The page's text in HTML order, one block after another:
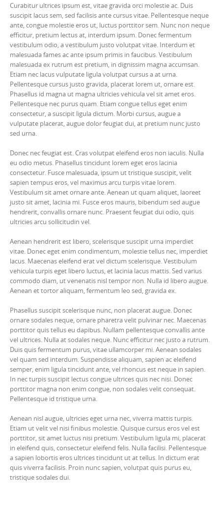
Curabitur ultrices ipsum est, vitae gravida orci molestie ac. Duis
suscipit lacus sem, sed facilisis ante cursus vitae. Pellentesque neque
ante, congue molestie eros ut, luctus porttitor sem. Nunc non neque
efficitur, pretium lectus at, interdum ipsum. Donec fermentum
vestibulum odio, a vestibulum justo volutpat vitae. Interdum et
malesuada fames ac ante ipsum primis in faucibus. Vestibulum
malesuada ex rutrum est pretium, in dignissim magna accumsan.
Etiam nec lacus vulputate ligula volutpat cursus a at urna.
Pellentesque cursus justo gravida, placerat lorem ut, ornare est.
Phasellus id magna ut magna ultricies vehicula vel sit amet eros.
Pellentesque nec purus quam. Etiam congue tellus eget enim
consectetur, a suscipit ligula dictum. Morbi cursus, augue a
vulputate placerat, augue dolor feugiat dui, at pretium nunc justo
sed urna.
Donec nec feugiat est. Cras volutpat eleifend eros non iaculis. Nulla
eu odio metus. Phasellus tincidunt lorem eget eros lacinia
consectetur. Fusce malesuada, ipsum ut tristique suscipit, velit
sapien tempus eros, vel maximus arcu turpis vitae lorem.
Vestibulum sit amet ornare ante. Aenean ut quam aliquet, laoreet
justo sit amet, lacinia mi. Fusce eros mauris, bibendum sed augue
hendrerit, convallis ornare nunc. Praesent feugiat dui odio, quis
ultricies arcu sollicitudin vel.
Aenean hendrerit est libero, scelerisque suscipit urna imperdiet
vitae. Donec eget enim condimentum, molestie tellus nec, imperdiet
lacus. Maecenas eleifend erat vel dictum scelerisque. Vestibulum
vehicula turpis eget libero luctus, et lacinia lacus mattis. Sed varius
commodo diam, ut venenatis nisl tempor non. Nulla id libero augue.
Aenean et tortor aliquam, fermentum leo sed, gravida ex.
Phasellus suscipit scelerisque nunc, non placerat augue. Donec
ornare sodales neque, ornare pharetra velit pulvinar nec. Maecenas
porttitor quis tellus eu dapibus. Nullam pellentesque convallis ante
vel ultrices. Nulla at sodales neque. Nunc efficitur nec justo a rutrum.
Duis quis fermentum purus, vitae ullamcorper mi. Aenean sodales
vel quam sed interdum. Suspendisse aliquam, sapien ac eleifend
semper, enim ligula tincidunt ante, vel rhoncus est neque in sapien.
In nec turpis suscipit lectus congue ultrices quis nec nisi. Donec
porttitor magna non enim congue, non sodales velit consequat.
Pellentesque id tristique urna.
Aenean nisl augue, ultricies eget urna nec, viverra mattis turpis.
Etiam ut velit vel nisi finibus molestie. Quisque cursus eros vel est
porttitor, sit amet luctus nisi pretium. Vestibulum ligula mi, placerat
in eleifend quis, consectetur eleifend felis. Nulla facilisi. Pellentesque
a sapien lobortis eros ultrices tincidunt ut at tellus. In dictum erat
quis viverra facilisis. Proin nunc sapien, volutpat quis purus eu,
tristique sodales dui.